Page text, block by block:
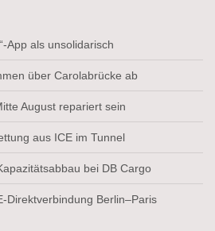
App als unsolidarisch
über Carolabrücke ab
August repariert sein
aus ICE im Tunnel
bei DB Cargo
Direktverbindung Berlin–Paris